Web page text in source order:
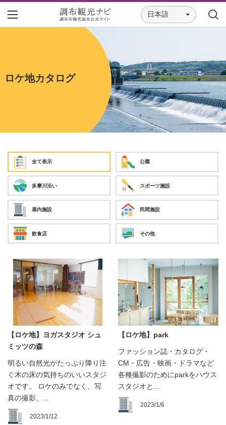
日本語
ロケ地カタログ
全て表示 公園
多摩川沿い スポーツ施設
屋内施設 民間施設
飲食店 その他
【ロケ地】ヨガスタジオ シュ
ミッツの森
明るい自然光がたっぷり降り注
ぐ木の床の気持ちのいいスタジ
オです。 ロケのみでなく、写
真の撮影、...
2023/1/12
【ロケ地】park
ファッション誌・カタログ・
CM・広告・映画・ドラマなど
各種撮影のためにparkをハウス
スタジオと...
2023/1/6